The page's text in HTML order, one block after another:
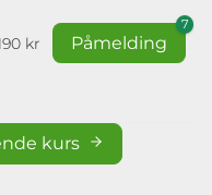
kr Påmelding
7
kurs